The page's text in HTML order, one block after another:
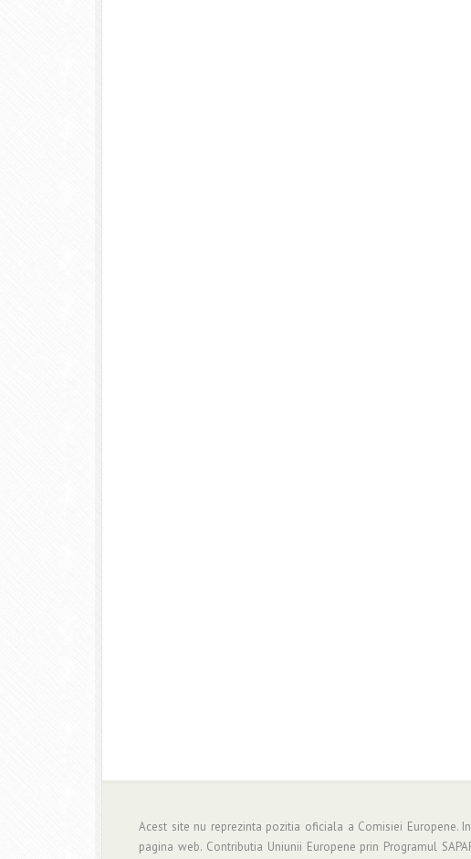
Acest site nu reprezinta pozitia oficiala a Comisiei Europene.
pagina web. Contributia Uniunii Europene prin Programul